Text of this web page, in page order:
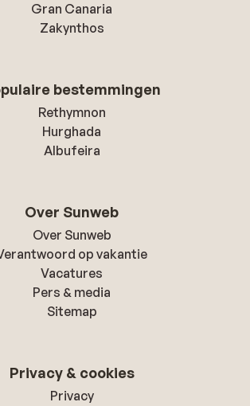
Gran Canaria
Zakynthos
bestemmingen
Rethymnon
Hurghada
Albufeira
Over Sunweb
Over Sunweb
op vakantie
Vacatures
Pers & media
Sitemap
Privacy & cookies
Privacy